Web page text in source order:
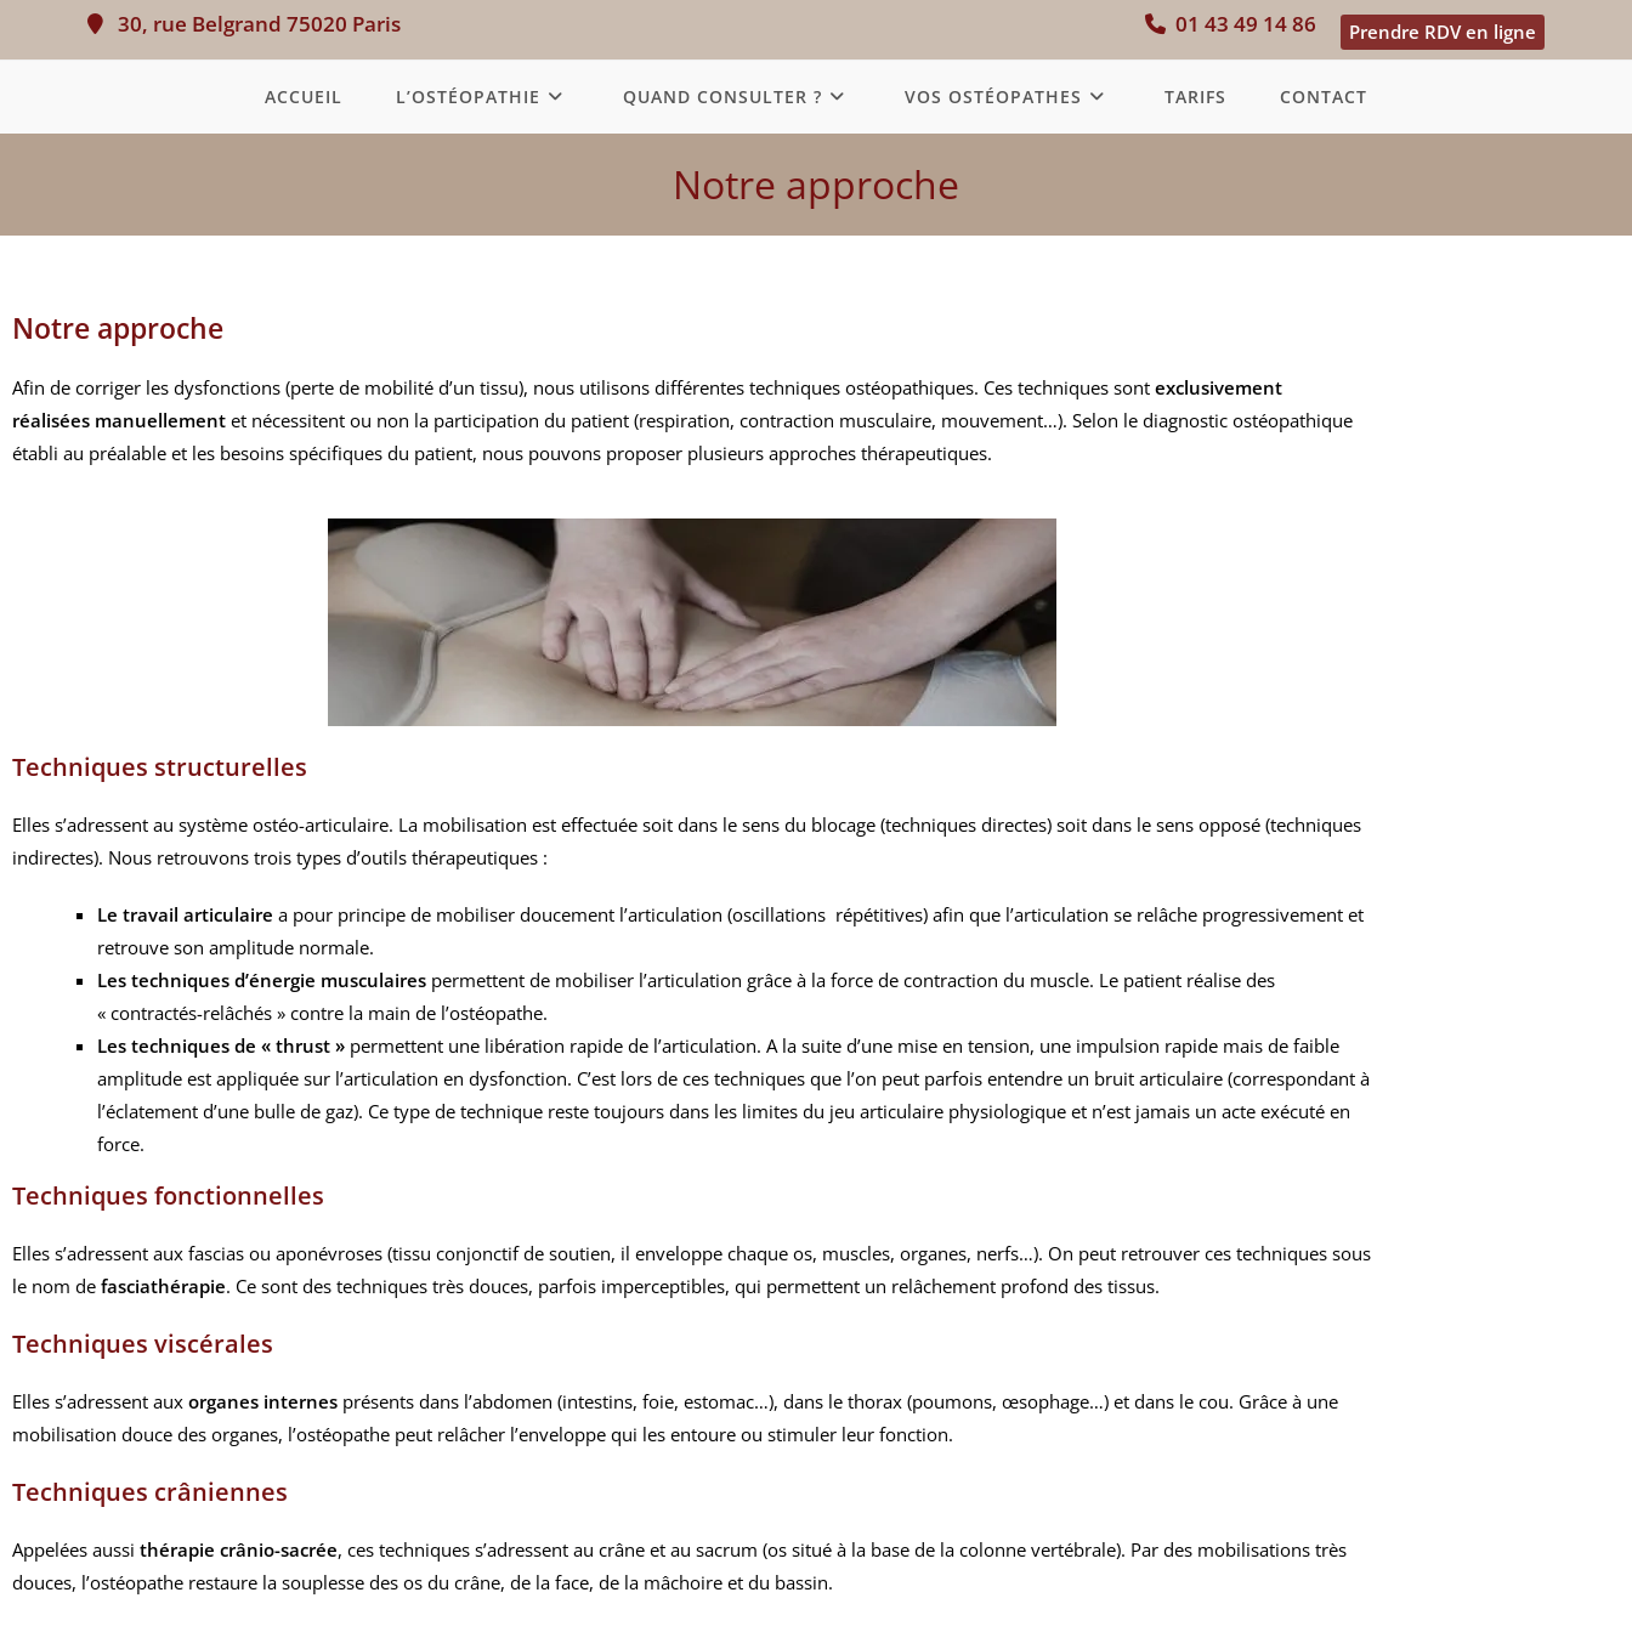
30, rue Belgrand 75020 Paris 01 43 49 14 86 Prendre RDV en ligne
ACCUEIL L’OSTÉOPATHIE QUAND CONSULTER ? VOS OSTÉOPATHES TARIFS CONTACT
Notre approche
Notre approche
Afin de corriger les dysfonctions (perte de mobilité d’un tissu), nous utilisons différentes techniques ostéopathiques. Ces techniques sont exclusivement
réalisées manuellement et nécessitent ou non la participation du patient (respiration, contraction musculaire, mouvement…). Selon le diagnostic ostéopathique
établi au préalable et les besoins spécifiques du patient, nous pouvons proposer plusieurs approches thérapeutiques.
Techniques structurelles
Elles s’adressent au système ostéo-articulaire. La mobilisation est effectuée soit dans le sens du blocage (techniques directes) soit dans le sens opposé (techniques
indirectes). Nous retrouvons trois types d’outils thérapeutiques :
Le travail articulaire a pour principe de mobiliser doucement l’articulation (oscillations répétitives) afin que l’articulation se relâche progressivement et
retrouve son amplitude normale.
Les techniques d’énergie musculaires permettent de mobiliser l’articulation grâce à la force de contraction du muscle. Le patient réalise des
« contractés-relâchés » contre la main de l’ostéopathe.
Les techniques de « thrust » permettent une libération rapide de l’articulation. A la suite d’une mise en tension, une impulsion rapide mais de faible
amplitude est appliquée sur l’articulation en dysfonction. C’est lors de ces techniques que l’on peut parfois entendre un bruit articulaire (correspondant à
l’éclatement d’une bulle de gaz). Ce type de technique reste toujours dans les limites du jeu articulaire physiologique et n’est jamais un acte exécuté en
force.
Techniques fonctionnelles
Elles s’adressent aux fascias ou aponévroses (tissu conjonctif de soutien, il enveloppe chaque os, muscles, organes, nerfs…). On peut retrouver ces techniques sous
le nom de fasciathérapie. Ce sont des techniques très douces, parfois imperceptibles, qui permettent un relâchement profond des tissus.
Techniques viscérales
Elles s’adressent aux organes internes présents dans l’abdomen (intestins, foie, estomac…), dans le thorax (poumons, œsophage…) et dans le cou. Grâce à une
mobilisation douce des organes, l’ostéopathe peut relâcher l’enveloppe qui les entoure ou stimuler leur fonction.
Techniques crâniennes
Appelées aussi thérapie crânio-sacrée, ces techniques s’adressent au crâne et au sacrum (os situé à la base de la colonne vertébrale). Par des mobilisations très
douces, l’ostéopathe restaure la souplesse des os du crâne, de la face, de la mâchoire et du bassin.